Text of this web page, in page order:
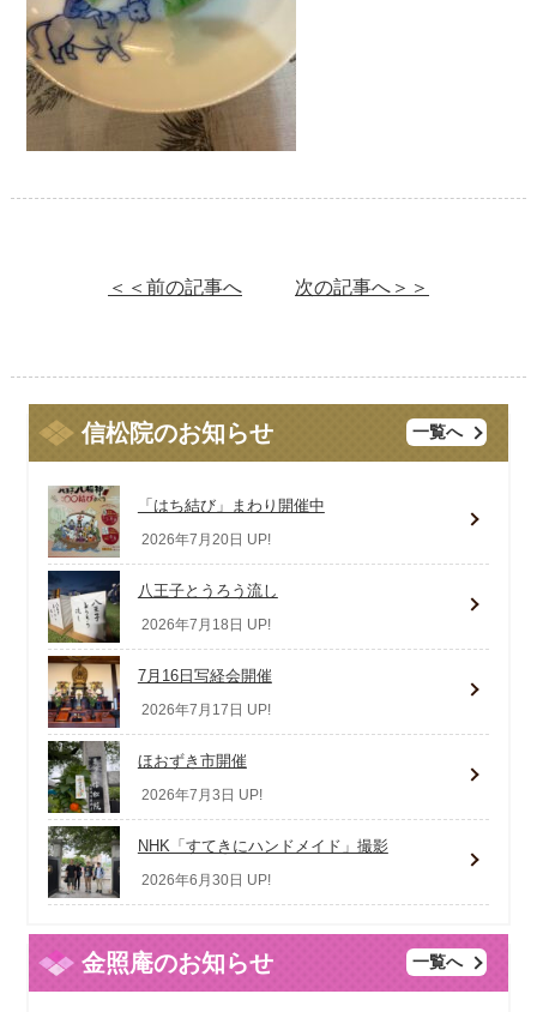
＜＜前の記事へ 次の記事へ＞＞
信松院のお知らせ 一覧へ
「はち結び」まわり開催中
2026年7月20日 UP!
八王子とうろう流し
2026年7月18日 UP!
7月16日写経会開催
2026年7月17日 UP!
ほおずき市開催
2026年7月3日 UP!
NHK「すてきにハンドメイド」撮影
2026年6月30日 UP!
金照庵のお知らせ 一覧へ